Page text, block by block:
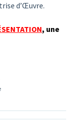
d’Œuvre.
, une